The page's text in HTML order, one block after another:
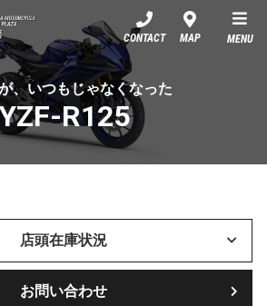
YSP青森
CONTACT MAP MENU
、いつもじゃなくなった
R125
店頭在庫状況
お問い合わせ